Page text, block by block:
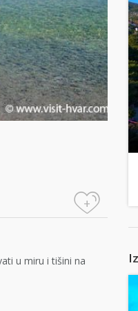
+
u miru i tišini na